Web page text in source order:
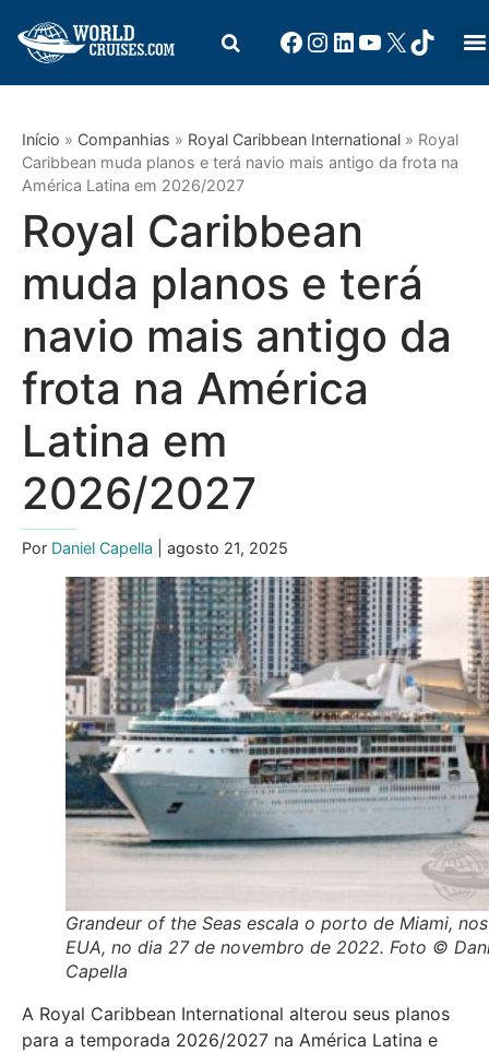
Início » Companhias » Royal Caribbean International » Royal
Caribbean muda planos e terá navio mais antigo da frota na
América Latina em 2026/2027
Royal Caribbean
muda planos e terá
navio mais antigo da
frota na América
Latina em
2026/2027
Por Daniel Capella | agosto 21, 2025
Grandeur of the Seas escala o porto de Miami, nos
EUA, no dia 27 de novembro de 2022. Foto ©
Capella
A Royal Caribbean International alterou seus planos
para a temporada 2026/2027 na América Latina e